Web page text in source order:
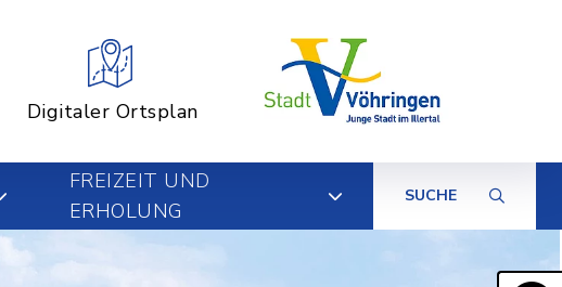
Digitaler Ortsplan
FREIZEIT UND
ERHOLUNG
SUCHE